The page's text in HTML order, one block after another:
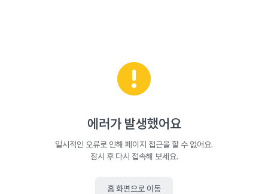
에러가 발생했어요
일시적인 오류로 인해 페이지 접근을 할 수 없어요.
잠시 후 다시 접속해 보세요.
홈 화면으로 이동